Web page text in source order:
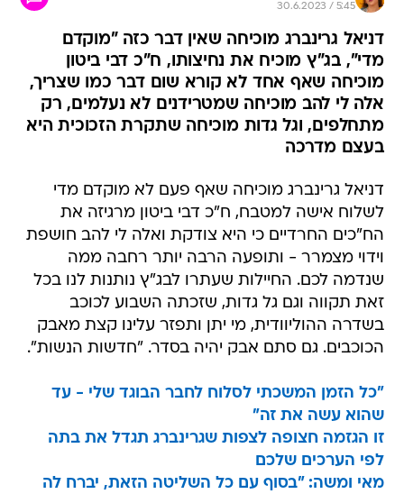
30.6.2023 / 5:45
דניאל גרינברג מוכיחה שאין דבר כזה "מוקדם
מדי", בג"ץ מוכיח את נחיצותו, ח"כ דבי ביטון
מוכיחה שאף אחד לא קורא שום דבר כמו שצריך,
אלה לי להב מוכיחה שמטרידנים לא נעלמים, רק
מתחלפים, וגל גדות מוכיחה שתקרת הזכוכית היא
בעצם מדרכה
דניאל גרינברג מוכיחה שאף פעם לא מוקדם מדי
לשלוח אישה למטבח, ח"כ דבי ביטון מרגיזה את
הח"כים החרדיים כי היא צודקת ואלה לי להב חושפת
וידוי מצמרר - ותופעה הרבה יותר רחבה ממה
שנדמה לכם. החיילות שעתרו לבג"ץ נותנות לנו בכל
זאת תקווה וגם גל גדות, שזכתה השבוע לכוכב
בשדרה ההוליוודית, מי יתן ותפזר עלינו קצת מאבק
הכוכבים. גם סתם אבק יהיה בסדר. "חדשות הנשות".
"כל הזמן המשכתי לסלוח לחבר הבוגד שלי - עד
שהוא עשה את זה"
זו הגזמה חצופה לצפות שגרינברג תגדל את בתה
לפי הערכים שלכם
מאי ומשה: "בסוף עם כל השליטה הזאת, יברח לה